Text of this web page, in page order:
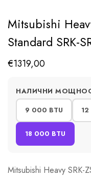
Mitsubishi
Standard SRK-
€1319,00
НАЛИЧНИ
9 000 BTU
18 000 BTU
Mitsubishi Heavy